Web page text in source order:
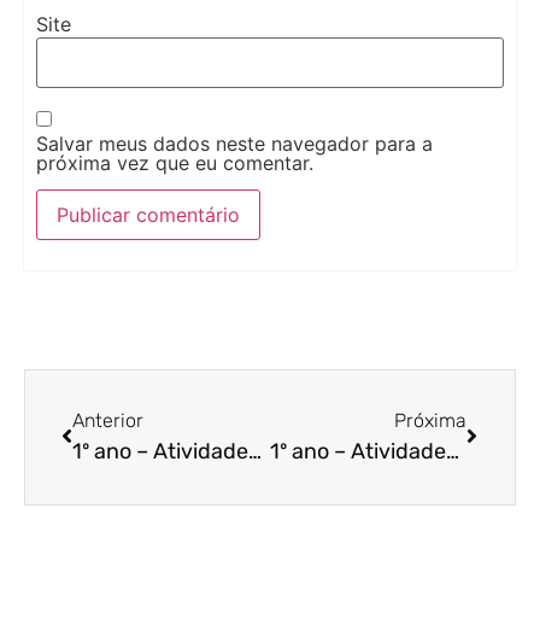
Site
Salvar meus dados neste navegador para a
próxima vez que eu comentar.
Anterior
1º ano – Atividades de matemática –
Próxima
1º ano – Atividades de matemática – 3